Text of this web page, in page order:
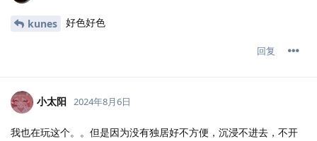
kunes 好色好色
回复
小太阳 2024年8月6日
我也在玩这个。。但是因为没有独居好不方便，沉浸不进去，不开